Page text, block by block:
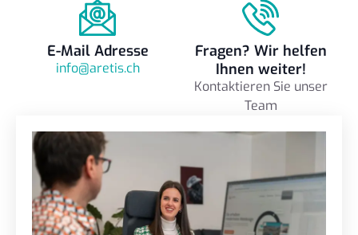
E-Mail Adresse
info@aretis.ch
Fragen? Wir helfen
Ihnen weiter!
Kontaktieren Sie unser
Team